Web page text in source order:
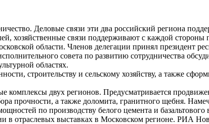
Деловые связи эти два российский региона
хозяйственные связи поддерживают с каждой стороны
области. Членов делегации принял президент
совета по развитию сотрудничества
областях.
строительству и сельскому хозяйству, а также
комплексы двух регионов. Предусматривается
прочности, а также доломита, гранитного щебня.
по производству белого цемента и базальтового
в отраслевых выставках в Московском регионе. РИА